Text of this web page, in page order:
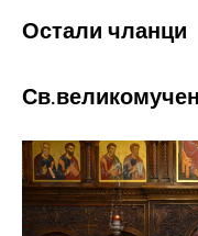
Остали чланци